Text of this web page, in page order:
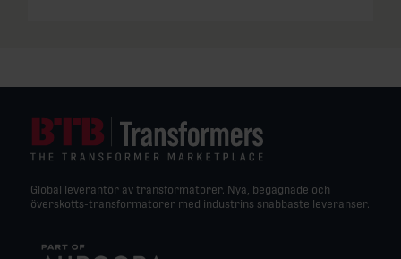
Global leverantör av transformatorer. Nya, begagnade och
överskotts-transformatorer med industrins snabbaste leveranser.